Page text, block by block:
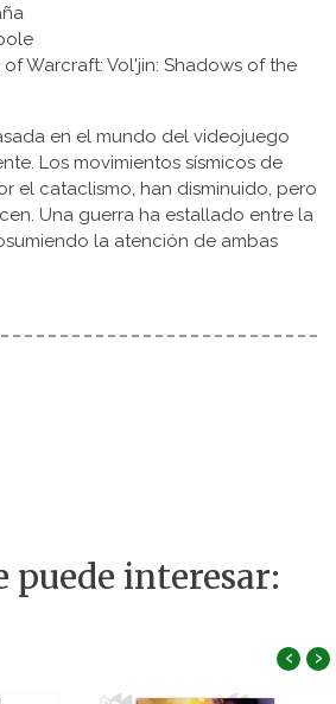
Warcraft: Vol'jin: Shadows of the
en el mundo del videojuego
Los movimientos sísmicos de
el cataclismo, han disminuido, pero
Una guerra ha estallado entre la
la atención de ambas
puede interesar:
‹ ›